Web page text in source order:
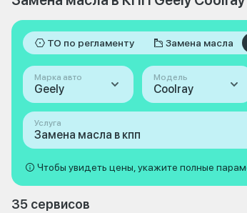
ТО по регламенту Замена масла
Марка авто
Geely
Модель
Coolray
Услуга
Замена масла в кпп
Чтобы увидеть цены, укажите полные
35 сервисов